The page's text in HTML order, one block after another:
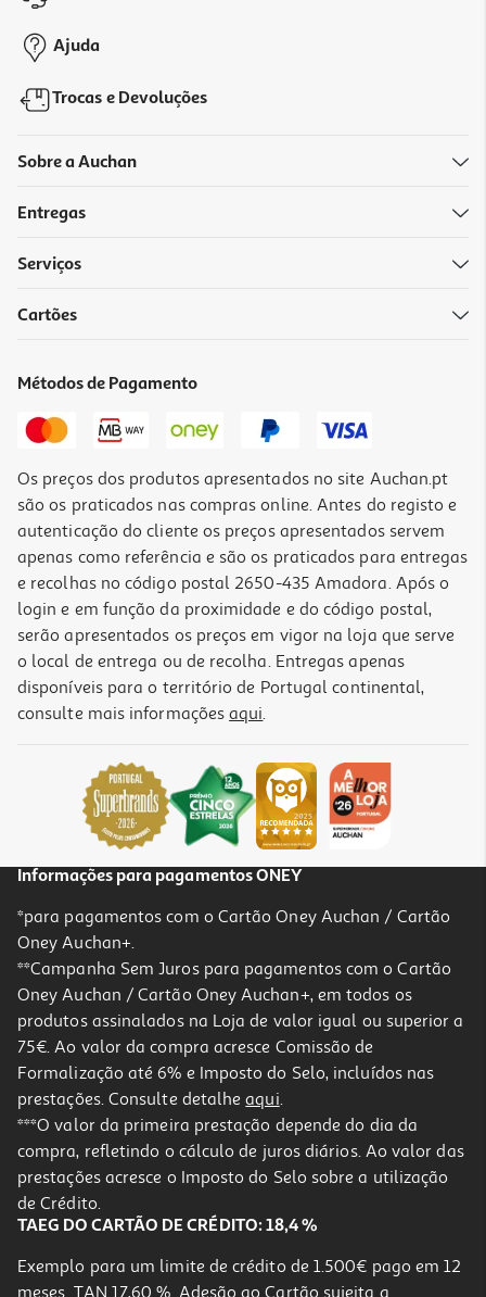
22,47 €
-20%
Price reduced from
21,49 €to
Promoção
Loção Advancis P Zero Piolhos+pente Dm 100ml
19,31 €
Loção Fullmarks Anti Piolhos 2x100ml 50% 2ªun
161.2 €/Lt
32,24 €
Ajuda
Trocas e Devoluções
Sobre a Auchan
Entregas
Serviços
Cartões
Métodos de Pagamento
Os preços dos produtos apresentados no site Auchan.pt
são os praticados nas compras online. Antes do registo e
autenticação do cliente os preços apresentados servem
apenas como referência e são os praticados para entregas
e recolhas no código postal 2650-435 Amadora. Após o
login e em função da proximidade e do código postal,
serão apresentados os preços em vigor na loja que serve
o local de entrega ou de recolha. Entregas apenas
disponíveis para o território de Portugal continental,
consulte mais informaçõesaqui.
Informações para pagamentos ONEY
*para pagamentos com o Cartão Oney Auchan / Cartão
Oney Auchan+.
**Campanha Sem Juros para pagamentos com o Cartão
Oney Auchan / Cartão Oney Auchan+, em todos os
produtos assinalados na Loja de valor igual ou superior a
75€. Ao valor da compra acresce Comissão de
Formalização até 6% e Imposto do Selo, incluídos nas
prestações. Consulte detalheaqui.
***O valor da primeira prestação depende do dia da
compra, refletindo o cálculo de juros diários. Ao valor das
prestações acresce o Imposto do Selo sobre a utilização
de Crédito.
TAEG DO CARTÃO DE CRÉDITO: 18,4 %
Exemplo para um limite de crédito de 1.500€ pago em 12
meses. TAN 17,60 %. Adesão ao Cartão sujeita a